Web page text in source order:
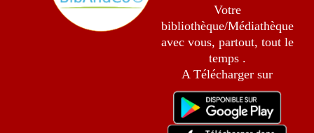
Votre
bibliothèque/Médiathèque
avec vous, partout, tout le
temps .
A Télécharger sur